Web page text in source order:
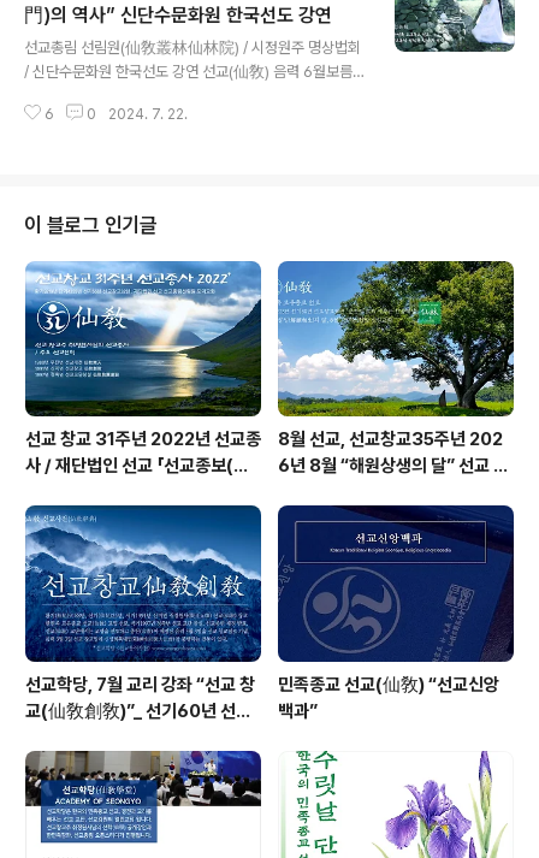
道) 수련 _ 민족종교 선교(仙敎), 선교총림선림원에서는 2
4절기 선도수행을 전수하는 “절기선원” · “절기산방” ·
“절기학교”를 운영하고 있습니다. “2024년 7월, 신단수
의 달”을 맞아 선교총림(仙敎叢林)절기선원(節氣禪院)
에서는 “여름명상학교(Summer Meditation..
門)의 역사” 신단수문화원 한국선도 강연
선교총림 선림원(仙敎叢林仙林院) / 시정원주 명상법회
/ 신단수문화원 한국선도 강연 선교(仙敎) 음력 6월보름 /
님 “선림(仙林)과 선문(仙門)의 역사” 강연 선교총림 선
역사’ 주제로 한국선도 강연을 진행. / “한국선도(韓國仙
道)의 맥(脈)은 하느님 환인(桓因)의 교화 선교(仙敎)에
서 비롯되어 환국(桓國)으로 전해졌으니, 한국선도(韓國
仙道)는 곧 환국선도(桓國仙道)이며 한국선도의 조종(祖
宗)은 한민족의 시조 하느님 환인(桓因)이시다. 선교창시
자 취정원사께서 환기9190년 단기4..
6 0 2024. 7. 22.
이 블로그 인기글
선교 창교 31주년 2022년 선교종
사 / 재단법인 선교 「선교종보(仙
8월 선교, 선교창교35주년 202
6년 8월 “해원상생의 달” 선교 법
선교학당, 7월 교리 강좌 “선교 창
교(仙敎創敎)”_ 선기60년 선교
민족종교 선교(仙敎) “선교신앙
백과”